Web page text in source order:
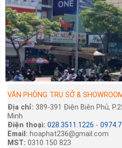
VĂN PHÒNG TRỤ SỞ &
Địa chỉ: 389-391 Điện Biên Phủ,
Minh
Điện thoại: 028.3511.1226 -
Email: hoaphat236@gmail.com
MST: 0310 150 823